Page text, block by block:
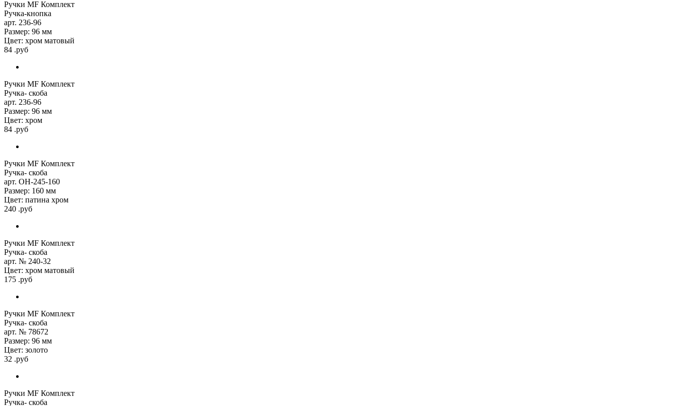
Ручки MF Комплект
Ручка-кнопка
арт. 236-96
Размер: 96 мм
Цвет: хром матовый
84 .руб
Ручки MF Комплект
Ручка- скоба
арт. 236-96
Размер: 96 мм
Цвет: хром
84 .руб
Ручки MF Комплект
Ручка- скоба
арт. ОН-245-160
Размер: 160 мм
Цвет: патина хром
240 .руб
Ручки MF Комплект
Ручка- скоба
арт. № 240-32
Цвет: хром матовый
175 .руб
Ручки MF Комплект
Ручка- скоба
арт. № 78672
Размер: 96 мм
Цвет: золото
32 .руб
Ручки MF Комплект
Ручка- скоба